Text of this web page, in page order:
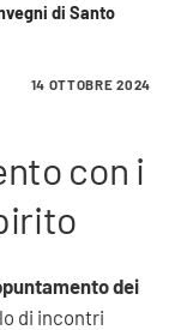
di Santo
14 OTTOBRE 2024
con i
dei
di incontri